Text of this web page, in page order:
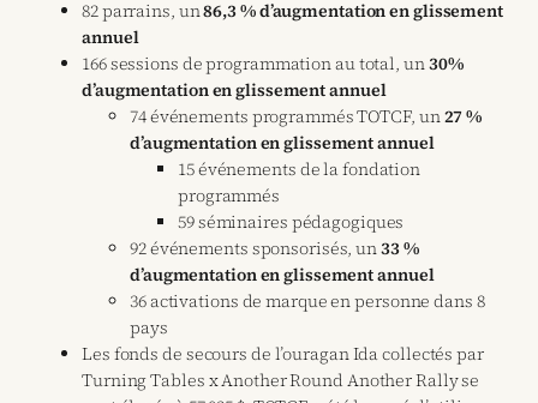
82 parrains, un86,3 % d’augmentation en glissement
annuel
166 sessions de programmation au total, un30%
d’augmentation en glissement annuel
74 événements programmés TOTCF, un27 %
d’augmentation en glissement annuel
15 événements de la fondation
programmés
59 séminaires pédagogiques
92 événements sponsorisés, un33 %
d’augmentation en glissement annuel
36 activations de marque en personne dans 8
pays
Les fonds de secours de l’ouragan Ida collectés par
Turning Tables x Another Round Another Rally se